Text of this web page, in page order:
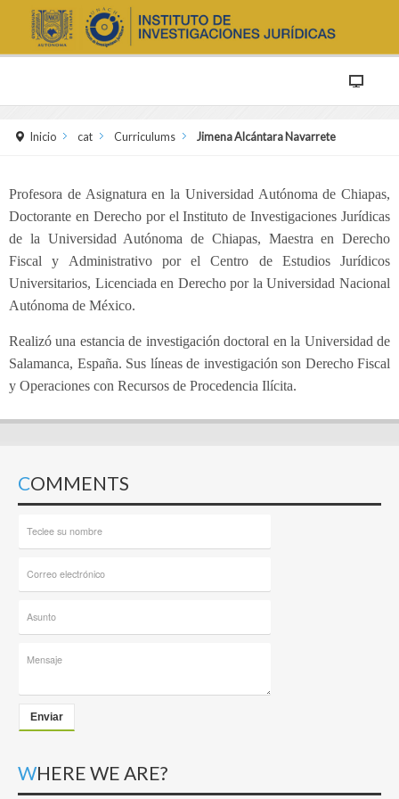
Inicio cat Curriculums Jimena Alcántara Navarrete
Profesora de Asignatura en la Universidad Autónoma de Chiapas,
Doctorante en Derecho por el Instituto de Investigaciones Jurídicas
de la Universidad Autónoma de Chiapas, Maestra en Derecho
Fiscal y Administrativo por el Centro de Estudios Jurídicos
Universitarios, Licenciada en Derecho por la Universidad Nacional
Autónoma de México.
Realizó una estancia de investigación doctoral en la Universidad de
Salamanca, España. Sus líneas de investigación son Derecho Fiscal
y Operaciones con Recursos de Procedencia Ilícita.
COMMENTS
Enviar
WHERE WE ARE?